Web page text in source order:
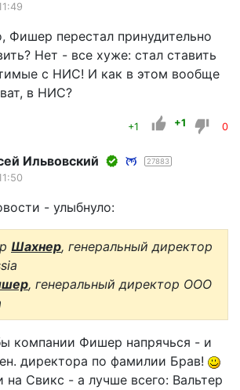
Фишер перестал принудительно
Нет - все хуже: стал ставить
с НИС! И как в этом вообще
в НИС?
+1 +1 0
Ильвовский 27883
- улыбнуло:
Шахнер, генеральный директор
, генеральный директор OOO
компании Фишер напрячься - и
директора по фамилии Брав!
на Свикс - а лучше всего: Вальтер